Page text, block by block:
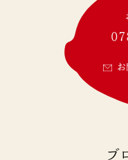
お
ブ